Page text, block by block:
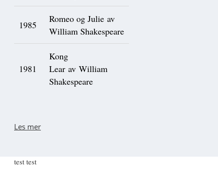
1985
Romeo og Julie av
William Shakespeare
1981
Kong
Lear av William
Shakespeare
Les mer
test test